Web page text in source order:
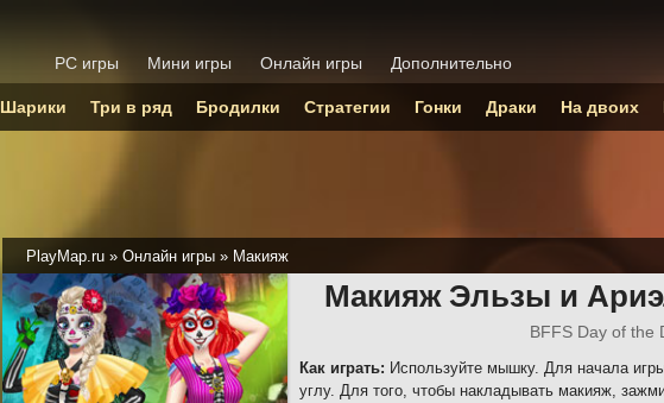
PlayMap.ru » Онлайн игры » Макияж
Макияж Эльзы и
BFFS Day of the
Как играть: Используйте мышку. Для начала
углу. Для того, чтобы накладывать макияж,
PC игры Мини игры Онлайн игры Дополнительно
Шарики Три в ряд Бродилки Стратегии Гонки Драки На двоих